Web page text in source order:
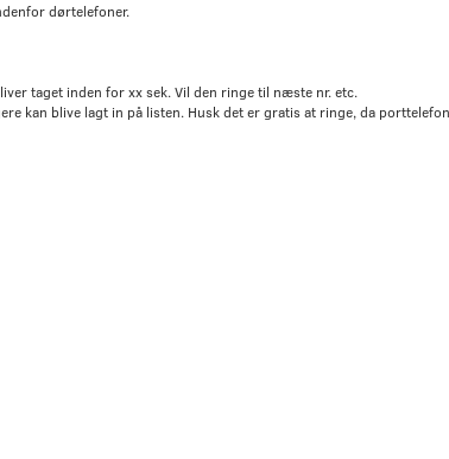
dørtelefoner.
taget inden for xx sek. Vil den ringe til næste nr. etc.
kan blive lagt in på listen. Husk det er gratis at ringe, da